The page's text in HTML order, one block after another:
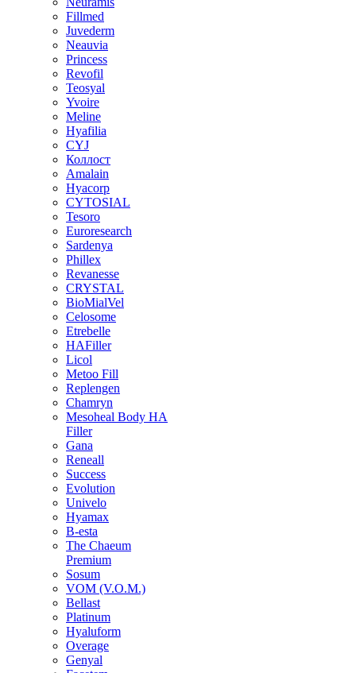
Fillmed
Juvederm
Neauvia
Princess
Revofil
Teosyal
Yvoire
Meline
Hyafilia
CYJ
Коллост
Amalain
Hyacorp
CYTOSIAL
Tesoro
Euroresearch
Sardenya
Phillex
Revanesse
CRYSTAL
BioMialVel
Celosome
Etrebelle
HAFiller
Licol
Metoo Fill
Replengen
Chamryn
Mesoheal Body HA
Filler
Gana
Reneall
Success
Evolution
Univelo
Hyamax
B-esta
The Chaeum
Premium
Sosum
VOM (V.O.M.)
Bellast
Platinum
Hyaluform
Overage
Genyal